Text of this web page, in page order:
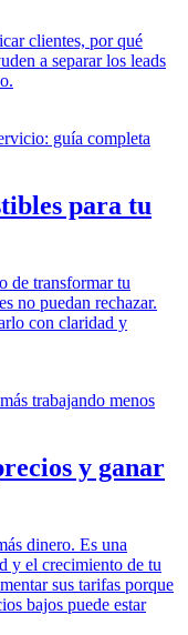
clientes, por qué
a separar los leads
para tu
de transformar tu
no puedan rechazar.
con claridad y
y ganar
dinero. Es una
y el crecimiento de tu
sus tarifas porque
bajos puede estar